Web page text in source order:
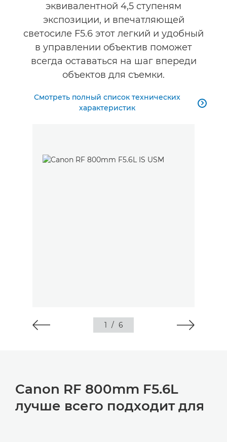
эквивалентной 4,5 ступеням
экспозиции, и впечатляющей
светосиле F5.6 этот легкий и удобный
в управлении объектив поможет
всегда оставаться на шаг впереди
объектов для съемки.
Смотреть полный список технических
характеристик

1 / 6
Canon RF 800mm F5.6L
лучше всего подходит для